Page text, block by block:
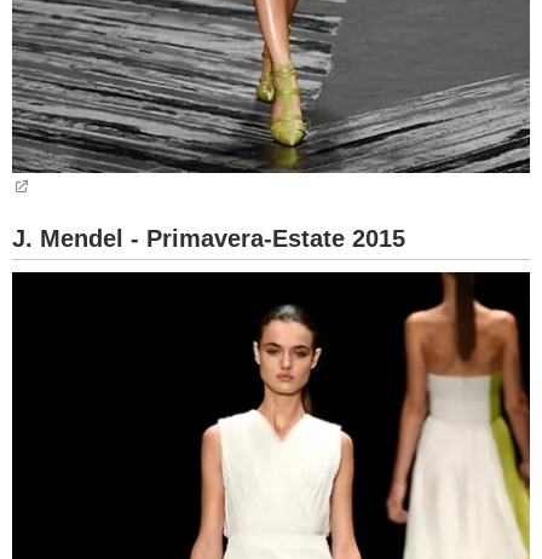
J. Mendel - Primavera-Estate 2015